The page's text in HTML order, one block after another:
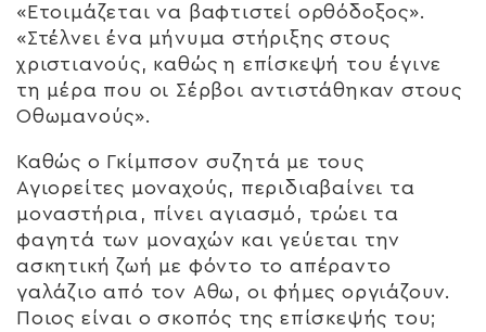
«Ετοιμάζεται να βαφτιστεί ορθόδοξος».
«Στέλνει ένα μήνυμα στήριξης στους
χριστιανούς, καθώς η επίσκεψή του έγινε
τη μέρα που οι Σέρβοι αντιστάθηκαν στους
Οθωμανούς».
Καθώς ο Γκίμπσον συζητά με τους
Αγιορείτες μοναχούς, περιδιαβαίνει τα
μοναστήρια, πίνει αγιασμό, τρώει τα
φαγητά των μοναχών και γεύεται την
ασκητική ζωή με φόντο το απέραντο
γαλάζιο από τον Αθω, οι φήμες οργιάζουν.
Ποιος είναι ο σκοπός της επίσκεψής του;